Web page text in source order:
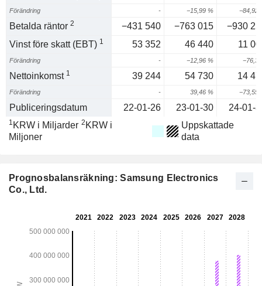
Förändring - −15,99 % −84,92
Betalda räntor 2 −431 540 −763 015
−930
Vinst före skatt (EBT) 1 53 352 46 440 11
Förändring - −12,96 % −76,3
Nettoinkomst 1 39 244 54 730 14
Förändring - 39,46 % −73,55
Publiceringsdatum 22-01-26 23-01-30 24-01-
1 KRW i Miljarder 2 KRW i
Miljoner
Uppskattade
data
Prognosbalansräkning: Samsung Electronics
Co., Ltd.